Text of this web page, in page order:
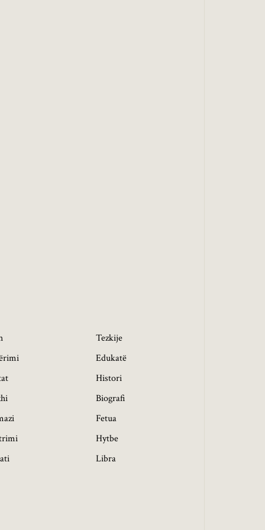
Tezkije
Edukatë
Histori
Biografi
Fetua
Hytbe
Libra